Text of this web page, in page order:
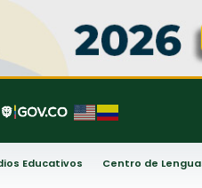
Educativos Centro de